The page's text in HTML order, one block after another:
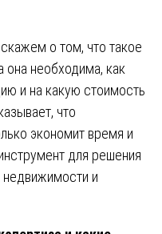
о том, что такое
она необходима, как
и на какую стоимость
что
экономит время и
для решения
и